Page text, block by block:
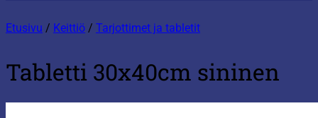
Etusivu / Keittiö / Tarjottimet ja tabletit
Tabletti 30x40cm sininen